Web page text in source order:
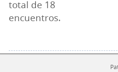
total de 18
encuentros.